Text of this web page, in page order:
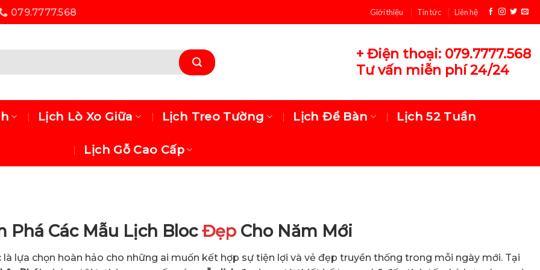
079.7777.568 Giới thiệu Tin tức Liên hệ
+ Điện thoại: 079.7777.568
Tư vấn miễn phí 24/24
Lịch Lò Xo Giữa Lịch Treo Tường Lịch Để Bàn Lịch 52 Tuần
Lịch Gỗ Cao Cấp
Phá Các Mẫu Lịch BlocĐẹpCho Năm Mới
là lựa chọn hoàn hảo cho những ai muốn kết hợp sự tiện lợi và vẻ đẹp truyền thống trong mỗi ngày mới. Tại